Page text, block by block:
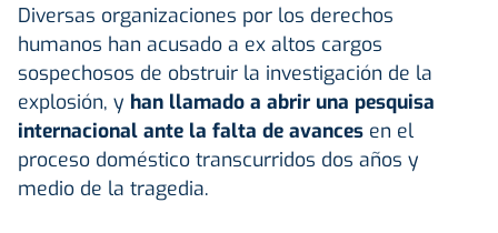
Diversas organizaciones por los derechos
humanos han acusado a ex altos cargos
sospechosos de obstruir la investigación de la
explosión, y han llamado a abrir una pesquisa
internacional ante la falta de avances en el
proceso doméstico transcurridos dos años y
medio de la tragedia.